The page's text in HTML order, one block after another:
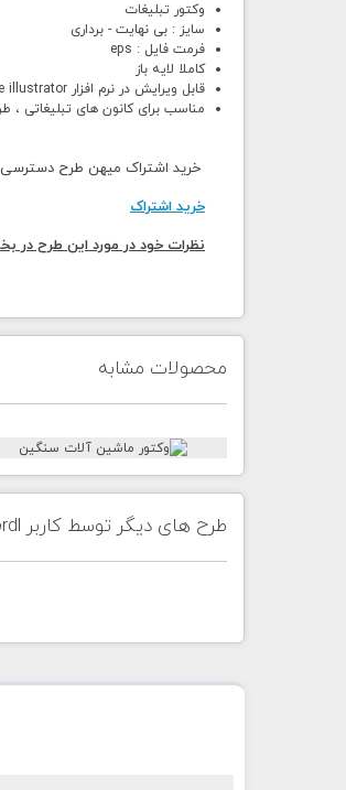
وکتور تبلیغات
سایز : بی نهایت - برداری
فرمت فایل : eps
کاملا لایه باز
قابل ویرایش در نرم افزار Adobe illustrator و ...
مناسب برای کانون های تبلیغاتی ،
خرید اشتراک میهن طرح
خرید اشتراک
نظرات خود در مورد این طرح در
محصولات مشابه
طرح های دیگر توسط کاربر vectordl